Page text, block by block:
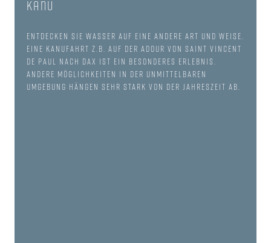
Kanu
Entdecken Sie Wasser auf eine andere Art und Weise.
Eine Kanufahrt z.B. auf der Adour von Saint Vincent
de Paul nach Dax ist ein besonderes Erlebnis.
Andere Möglichkeiten in der unmittelbaren
Umgebung hängen sehr stark von der Jahreszeit ab.